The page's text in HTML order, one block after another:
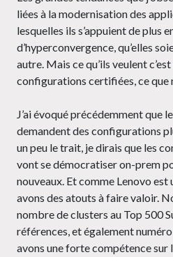
liées à la modernisation des
lesquelles ils s’appuient de plus
d’hyperconvergence, qu’elles
autre. Mais ce qu’ils veulent
configurations certifiées, ce que
J’ai évoqué précédemment que
demandent des configurations
un peu le trait, je dirais que les
vont se démocratiser on-prem
nouveaux. Et comme Lenovo est
avons des atouts à faire valoir.
nombre de clusters au Top 500
références, et également
avons une forte compétence sur